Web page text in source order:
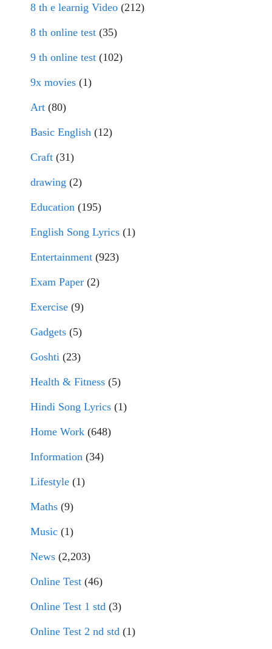
8 th e learnig Video (212)
8 th online test (35)
9 th online test (102)
9x movies (1)
Art (80)
Basic English (12)
Craft (31)
drawing (2)
Education (195)
English Song Lyrics (1)
Entertainment (923)
Exam Paper (2)
Exercise (9)
Gadgets (5)
Goshti (23)
Health & Fitness (5)
Hindi Song Lyrics (1)
Home Work (648)
Information (34)
Lifestyle (1)
Maths (9)
Music (1)
News (2,203)
Online Test (46)
Online Test 1 std (3)
Online Test 2 nd std (1)